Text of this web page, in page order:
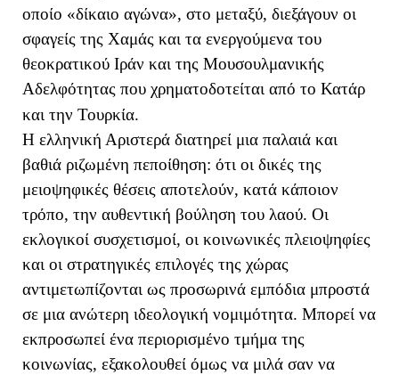
οποίο «δίκαιο αγώνα», στο μεταξύ, διεξάγουν οι
σφαγείς της Χαμάς και τα ενεργούμενα του
θεοκρατικού Ιράν και της Μουσουλμανικής
Αδελφότητας που χρηματοδοτείται από το Κατάρ
και την Τουρκία.
Η ελληνική Αριστερά διατηρεί μια παλαιά και
βαθιά ριζωμένη πεποίθηση: ότι οι δικές της
μειοψηφικές θέσεις αποτελούν, κατά κάποιον
τρόπο, την αυθεντική βούληση του λαού. Οι
εκλογικοί συσχετισμοί, οι κοινωνικές πλειοψηφίες
και οι στρατηγικές επιλογές της χώρας
αντιμετωπίζονται ως προσωρινά εμπόδια μπροστά
σε μια ανώτερη ιδεολογική νομιμότητα. Μπορεί να
εκπροσωπεί ένα περιορισμένο τμήμα της
κοινωνίας, εξακολουθεί όμως να μιλά σαν να